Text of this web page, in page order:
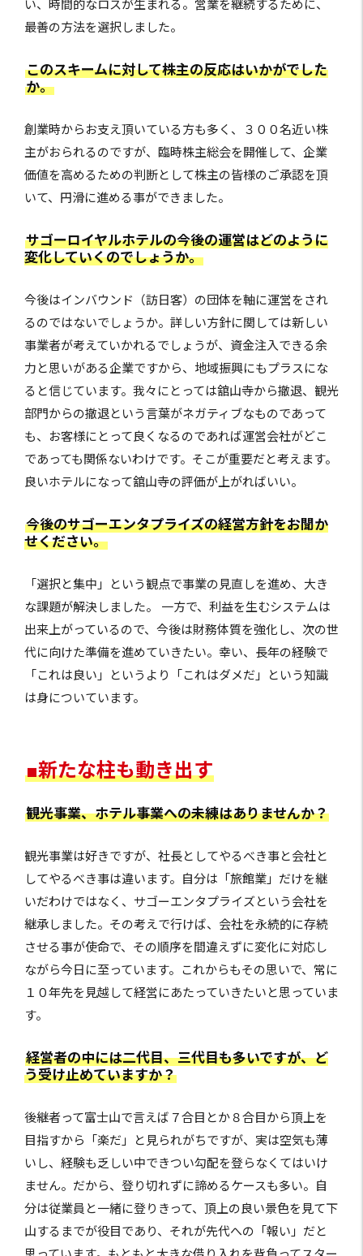
い、時間的なロスが生まれる。営業を継続するために、
最善の方法を選択しました。
このスキームに対して株主の反応はいかがでした
か。
創業時からお支え頂いている方も多く、３００名近い株
主がおられるのですが、臨時株主総会を開催して、企業
価値を高めるための判断として株主の皆様のご承認を頂
いて、円滑に進める事ができました。
サゴーロイヤルホテルの今後の運営はどのように
変化していくのでしょうか。
今後はインバウンド（訪日客）の団体を軸に運営をされ
るのではないでしょうか。詳しい方針に関しては新しい
事業者が考えていかれるでしょうが、資金注入できる余
力と思いがある企業ですから、地域振興にもプラスにな
ると信じています。我々にとっては舘山寺から撤退、観光
部門からの撤退という言葉がネガティブなものであって
も、お客様にとって良くなるのであれば運営会社がどこ
であっても関係ないわけです。そこが重要だと考えます。
良いホテルになって舘山寺の評価が上がればいい。
今後のサゴーエンタプライズの経営方針をお聞か
せください。
「選択と集中」という観点で事業の見直しを進め、大き
な課題が解決しました。 一方で、利益を生むシステムは
出来上がっているので、今後は財務体質を強化し、次の世
代に向けた準備を進めていきたい。幸い、長年の経験で
「これは良い」というより「これはダメだ」という知識
は身についています。
■新たな柱も動き出す
観光事業、ホテル事業への未練はありませんか？
観光事業は好きですが、社長としてやるべき事と会社と
してやるべき事は違います。自分は「旅館業」だけを継
いだわけではなく、サゴーエンタプライズという会社を
継承しました。その考えで行けば、会社を永続的に存続
させる事が使命で、その順序を間違えずに変化に対応し
ながら今日に至っています。これからもその思いで、常に
１０年先を見越して経営にあたっていきたいと思っていま
す。
経営者の中には二代目、三代目も多いですが、ど
う受け止めていますか？
後継者って富士山で言えば７合目とか８合目から頂上を
目指すから「楽だ」と見られがちですが、実は空気も薄
いし、経験も乏しい中できつい勾配を登らなくてはいけ
ません。だから、登り切れずに諦めるケースも多い。自
分は従業員と一緒に登りきって、頂上の良い景色を見て下
山するまでが役目であり、それが先代への「報い」だと